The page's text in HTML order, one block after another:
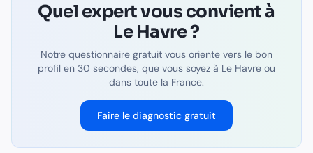
Quel expert vous convient à
Le Havre?
Notre questionnaire gratuit vous oriente vers le bon
profil en 30 secondes, que vous soyez à Le Havre ou
dans toute la France.
Faire le diagnostic gratuit